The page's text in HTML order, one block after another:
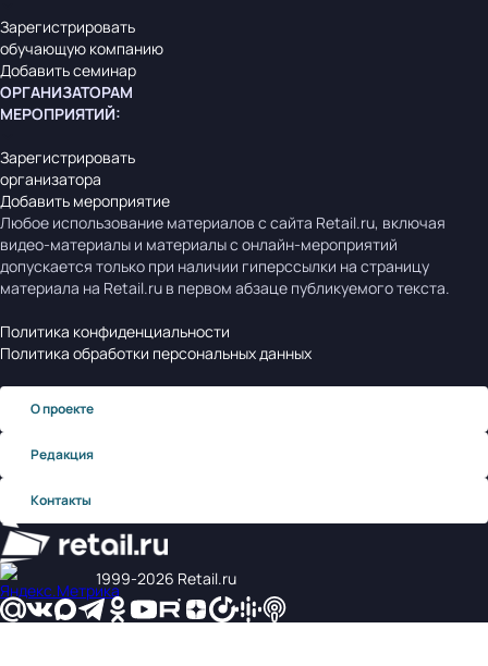
Зарегистрировать
обучающую компанию
Добавить семинар
ОРГАНИЗАТОРАМ
МЕРОПРИЯТИЙ:
Зарегистрировать
организатора
Добавить мероприятие
Любое использование материалов с сайта Retail.ru, включая
видео-материалы и материалы с онлайн-мероприятий
допускается только при наличии гиперссылки на страницу
материала на Retail.ru в первом абзаце публикуемого текста.
Политика конфиденциальности
Политика обработки персональных данных
О проекте
Редакция
Контакты
1999‑2026 Retail.ru